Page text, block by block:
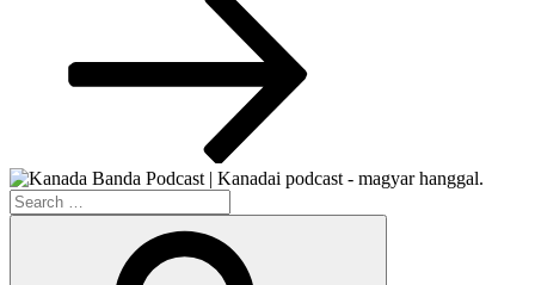
Search
for: